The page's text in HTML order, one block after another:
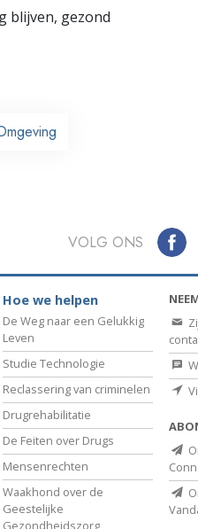
blijven, gezond
VOLG ONS
Hoe we helpen
De Weg naar een Gelukkig
Leven
Studie Technologie
Reclassering van criminelen
Drugrehabilitatie
De Feiten over Drugs
Mensenrechten
Waakhond over de
Geestelijke
Gezondheidszorg